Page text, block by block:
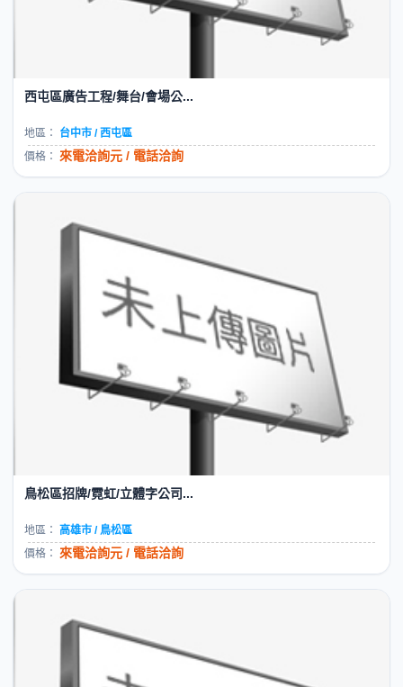
西屯區廣告工程/舞台/會場公...
地區：
台中市 / 西屯區
價格： 來電洽詢元 / 電話洽詢
鳥松區招牌/霓虹/立體字公司...
地區： 高雄市 / 鳥松區
價格： 來電洽詢元 / 電話洽詢